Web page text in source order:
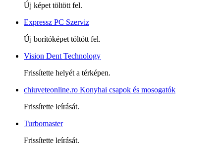
Új képet töltött fel.
Expressz PC Szerviz
Új borítóképet töltött fel.
Vision Dent Technology
Frissítette helyét a térképen.
chiuveteonline.ro Konyhai csapok és mosogatók
Frissítette leírását.
Turbomaster
Frissítette leírását.